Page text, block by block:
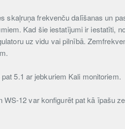
skaļruņa frekvenču dalīšanas un
Kad šie iestatījumi ir iestatīti,
uz vidu vai pilnībā.
5.1 ar jebkuriem Kali monitoriem.
12 var konfigurēt pat kā īpašu